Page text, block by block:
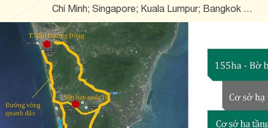
Chí Minh; Singapore; Kuala Lumpur; Bangkok …